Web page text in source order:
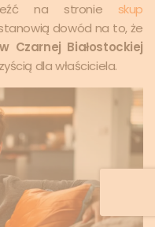
na stronie skup
dowód na to, że
Czarnej Białostockiej
dla właściciela.